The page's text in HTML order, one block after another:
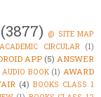
(3877) @ SITE MAP
ACADEMIC CIRCULAR (1)
APP (5) ANSWER
AUDIO BOOK (1) AWARD
(4) BOOKS CLASS 1